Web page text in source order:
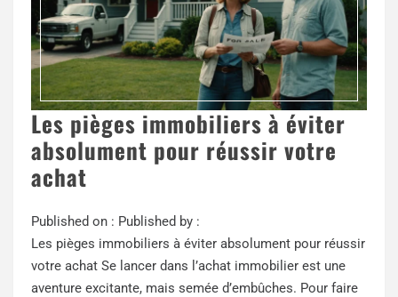
Les pièges immobiliers à éviter
absolument pour réussir votre
achat
Published on : Published by :
Les pièges immobiliers à éviter absolument pour réussir
votre achat Se lancer dans l’achat immobilier est une
aventure excitante, mais semée d’embûches. Pour faire